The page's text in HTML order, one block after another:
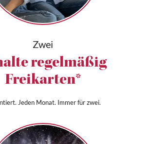
Zwei
regelmäßig
Freikarten*
Jeden Monat. Immer für zwei.